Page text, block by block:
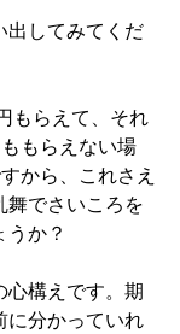
してみてくだ
もらえて、それ
もらえない場
から、これさえ
舞でさいころを
か？
構えです。期
に分かっていれ